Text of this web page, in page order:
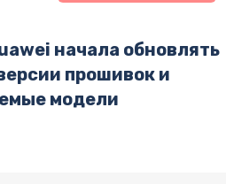
начала обновлять
прошивок и
модели